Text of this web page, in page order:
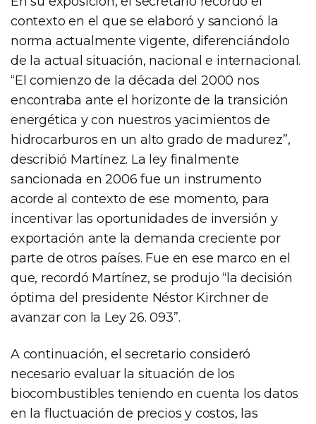
contexto en el que se elaboró y sancionó la
norma actualmente vigente, diferenciándolo
de la actual situación, nacional e internacional.
“El comienzo de la década del 2000 nos
encontraba ante el horizonte de la transición
energética y con nuestros yacimientos de
hidrocarburos en un alto grado de madurez”,
describió Martínez. La ley finalmente
sancionada en 2006 fue un instrumento
acorde al contexto de ese momento, para
incentivar las oportunidades de inversión y
exportación ante la demanda creciente por
parte de otros países. Fue en ese marco en el
que, recordó Martínez, se produjo “la decisión
óptima del presidente Néstor Kirchner de
avanzar con la Ley 26. 093”.
A continuación, el secretario consideró
necesario evaluar la situación de los
biocombustibles teniendo en cuenta los datos
en la fluctuación de precios y costos, las